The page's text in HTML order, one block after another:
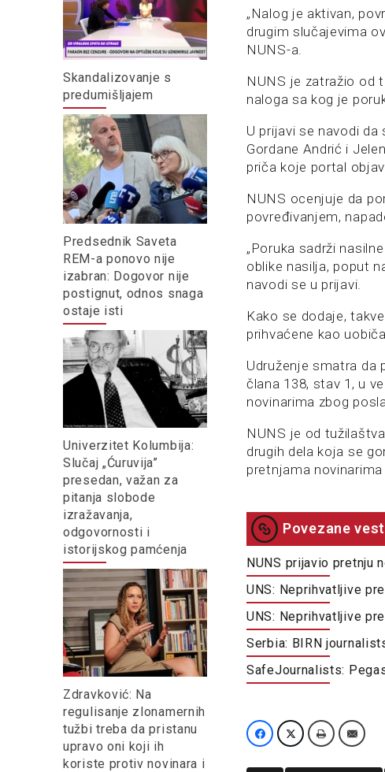
Skandalizovanje s
predumišljajem
Predsednik Saveta
REM-a ponovo nije
izabran: Dogovor nije
postignut, odnos snaga
ostaje isti
Univerzitet Kolumbija:
Slučaj „Ćuruvija”
presedan, važan za
pitanja slobode
izražavanja,
odgovornosti i
istorijskog pamćenja
Zdravković: Na
regulisanje zlonamernih
tužbi treba da pristanu
upravo oni koji ih
koriste protiv novinara i
„Nalog je aktivan,
drugim slučajevima
NUNS-a.
NUNS je zatražio od
naloga sa kog je
U prijavi se navodi
Gordane Andrić i
priča koje portal
NUNS ocenjuje da
povređivanjem,
„Poruka sadrži
oblike nasilja, poput
navodi se u prijavi.
Kako se dodaje,
prihvaćene kao
Udruženje smatra da
člana 138, stav 1, u
novinarima zbog
NUNS je od
drugih dela koja se
pretnjama
Povezane
NUNS prijavio pretnju
UNS: Neprihvatljive
UNS: Neprihvatljive
Serbia: BIRN
SafeJournalists: